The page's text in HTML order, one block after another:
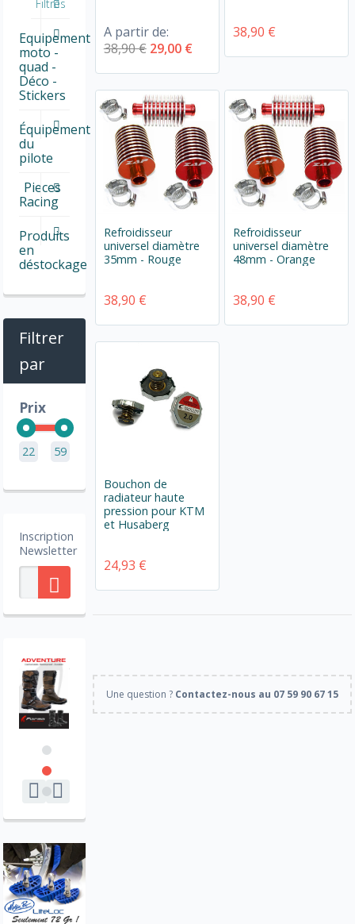
A partir de:
38,90 € 29,00 €
38,90 €
Refroidisseur
universel diamètre
35mm - Rouge
38,90 €
Refroidisseur
universel diamètre
48mm - Orange
38,90 €
Bouchon de
radiateur haute
pression pour KTM
et Husaberg
24,93 €
Une question ? Contactez-nous au 07 59 90 67 15
Filtres
Equipement
moto -
quad -
Déco -
Stickers
Équipement
du
pilote
Pieces
Racing
Produits
en
déstockage
Filtrer
par
Prix
22 59
Inscription
Newsletter